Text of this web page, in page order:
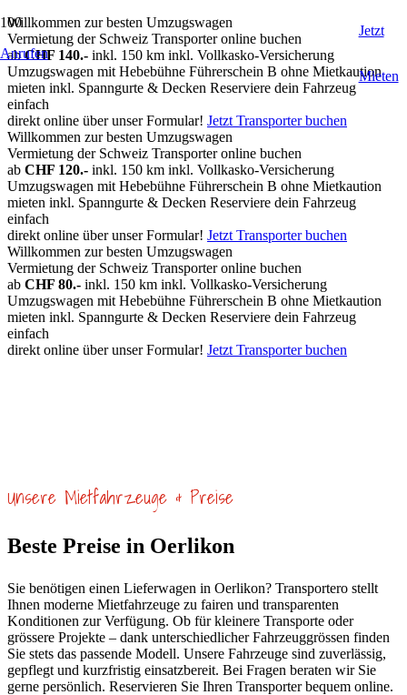
Anrufen
Jetzt
Mieten
Willkommen zur besten Umzugswagen
Vermietung der Schweiz Transporter online buchen
abCHF 140.- inkl. 150 km inkl. Vollkasko-Versicherung
Umzugswagen mit Hebebühne Führerschein B ohne Mietkaution
mieten inkl. Spanngurte & Decken Reserviere dein Fahrzeug
einfach
direkt online über unser Formular! Jetzt Transporter buchen
Willkommen zur besten Umzugswagen
Vermietung der Schweiz Transporter online buchen
ab CHF 120.- inkl. 150 km inkl. Vollkasko-Versicherung
Umzugswagen mit Hebebühne Führerschein B ohne Mietkaution
mieten inkl. Spanngurte & Decken Reserviere dein Fahrzeug
einfach
direkt online über unser Formular! Jetzt Transporter buchen
Willkommen zur besten Umzugswagen
Vermietung der Schweiz Transporter online buchen
ab CHF 80.- inkl. 150 km inkl. Vollkasko-Versicherung
Umzugswagen mit Hebebühne Führerschein B ohne Mietkaution
mieten inkl. Spanngurte & Decken Reserviere dein Fahrzeug
einfach
direkt online über unser Formular! Jetzt Transporter buchen
Unsere Mietfahrzeuge & Preise
Beste Preise in Oerlikon
Sie benötigen einen Lieferwagen in Oerlikon? Transportero stellt
Ihnen moderne Mietfahrzeuge zu fairen und transparenten
Konditionen zur Verfügung. Ob für kleinere Transporte oder
grössere Projekte – dank unterschiedlicher Fahrzeuggrössen finden
Sie stets das passende Modell. Unsere Fahrzeuge sind zuverlässig,
gepflegt und kurzfristig einsatzbereit. Bei Fragen beraten wir Sie
gerne persönlich. Reservieren Sie Ihren Transporter bequem online.